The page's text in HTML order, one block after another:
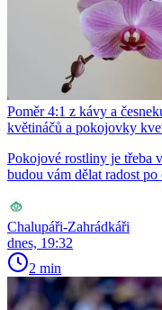
Poměr 4:1 z kávy a
květináčů a pokojovky
Pokojové rostliny je třeba
budou vám dělat radost
Chalupáři-Zahrádkáři
dnes, 19:32
2 min